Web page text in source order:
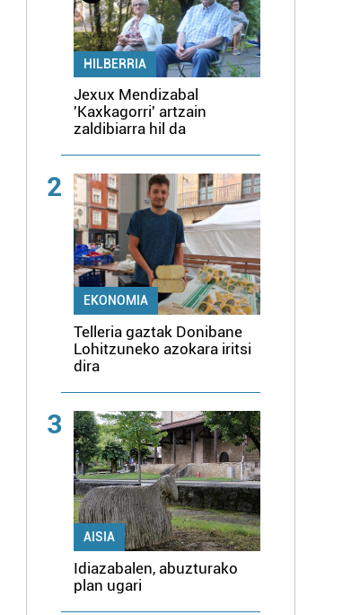
HILBERRIA
Jexux Mendizabal
'Kaxkagorri' artzain
zaldibiarra hil da
2
EKONOMIA
Telleria gaztak Donibane
Lohitzuneko azokara iritsi
dira
3
AISIA
Idiazabalen, abuzturako
plan ugari